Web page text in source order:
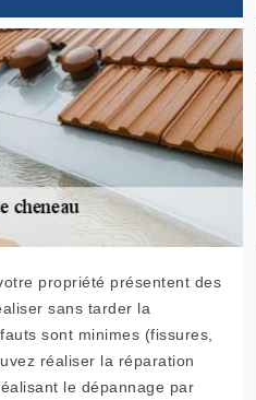
propriété présentent des
sans tarder la
sont minimes (fissures,
réaliser la réparation
le dépannage par